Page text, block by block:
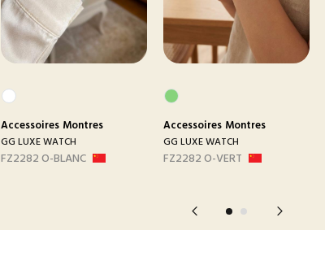
Accessoires Montres
GG LUXE WATCH
FZ2282 O-BLANC
Accessoires Montres
GG LUXE WATCH
FZ2282 O-VERT